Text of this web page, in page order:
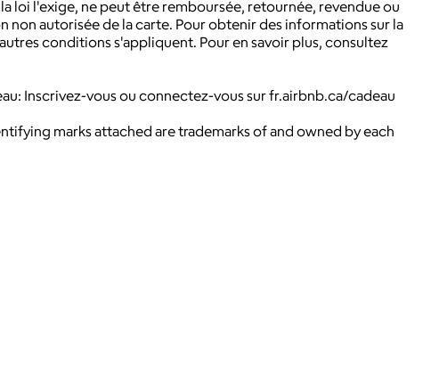
loi l'exige, ne peut être remboursée, retournée, revendue ou
autorisée de la carte. Pour obtenir des informations sur la
conditions s'appliquent. Pour en savoir plus, consultez
Inscrivez-vous ou connectez-vous sur fr.airbnb.ca/cadeau
marks attached are trademarks of and owned by each